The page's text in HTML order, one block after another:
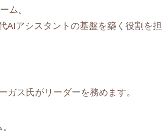
ム。
AIアシスタントの基盤を築く役割を担
ス氏がリーダーを務めます。